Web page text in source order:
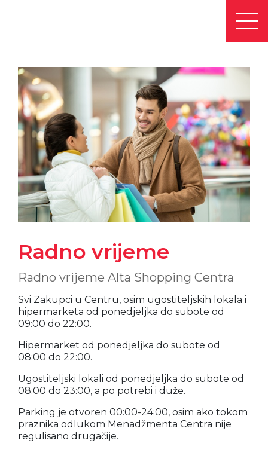
Radno vrijeme
Radno vrijeme Alta Shopping Centra
Svi Zakupci u Centru, osim ugostiteljskih lokala i
hipermarketa od ponedjeljka do subote od
09:00 do 22:00.
Hipermarket od ponedjeljka do subote od
08:00 do 22:00.
Ugostiteljski lokali od ponedjeljka do subote od
08:00 do 23:00, a po potrebi i duže.
Parking je otvoren 00:00-24:00, osim ako tokom
praznika odlukom Menadžmenta Centra nije
regulisano drugačije.